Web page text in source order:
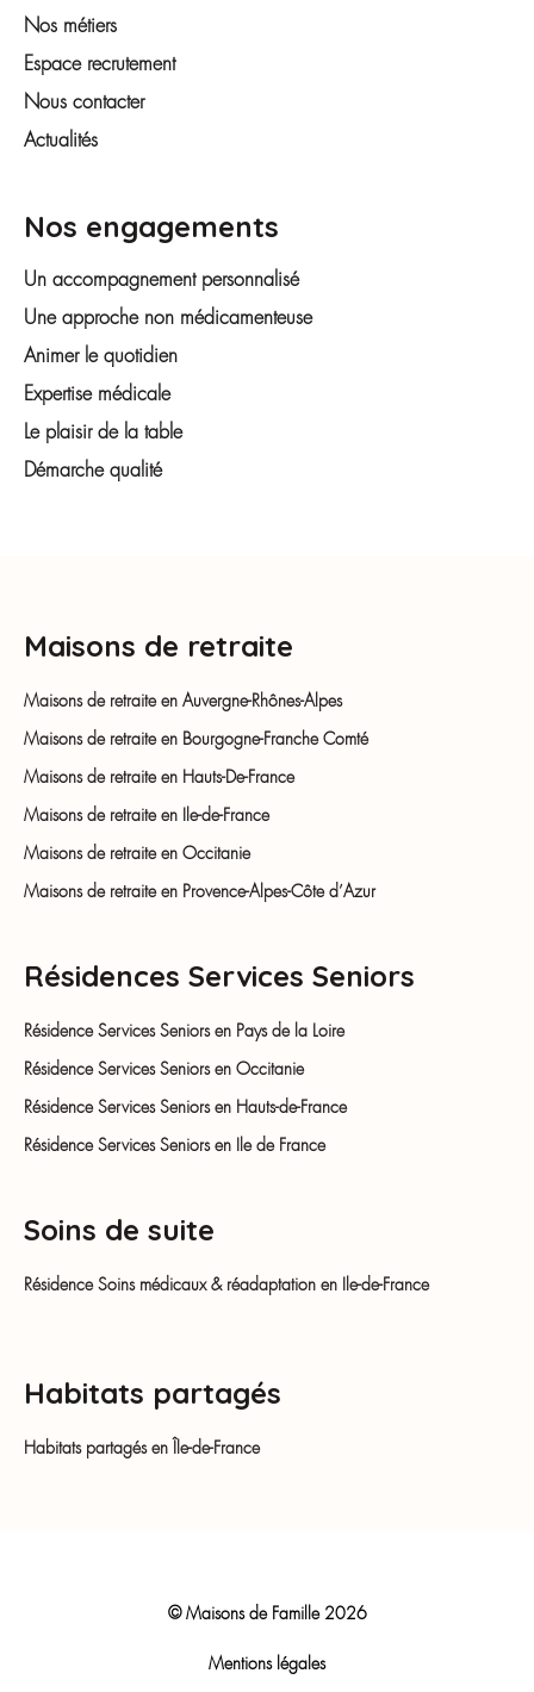
Nos métiers
Espace recrutement
Nous contacter
Actualités
Nos engagements
Un accompagnement personnalisé
Une approche non médicamenteuse
Animer le quotidien
Expertise médicale
Le plaisir de la table
Démarche qualité
Maisons de retraite
Maisons de retraite en Auvergne-Rhônes-Alpes
Maisons de retraite en Bourgogne-Franche Comté
Maisons de retraite en Hauts-De-France
Maisons de retraite en Ile-de-France
Maisons de retraite en Occitanie
Maisons de retraite en Provence-Alpes-Côte d’Azur
Résidences Services Seniors
Résidence Services Seniors en Pays de la Loire
Résidence Services Seniors en Occitanie
Résidence Services Seniors en Hauts-de-France
Résidence Services Seniors en Ile de France
Soins de suite
Résidence Soins médicaux & réadaptation en Ile-de-France
Habitats partagés
Habitats partagés en Île-de-France
© Maisons de Famille 2026
Mentions légales